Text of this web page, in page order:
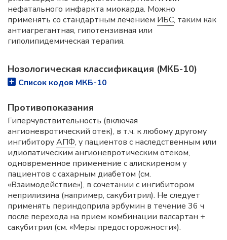
нефатального инфаркта миокарда. Можно
применять со стандартным лечением ИБС, таким как
антиагрегантная, гипотензивная или
гиполипидемическая терапия.
Нозологическая классификация (МКБ-10)
Список кодов МКБ-10
Противопоказания
Гиперчувствительность (включая
ангионевротический отек), в т.ч. к любому другому
ингибиторуАПФ, у пациентов с наследственным или
идиопатическим ангионевротическим отеком,
одновременное применение с алискиреном у
пациентов с сахарным диабетом (см.
«Взаимодействие»), в сочетании с ингибитором
неприлизина (например, сакубитрил). Не следует
применять периндоприла эрбумин в течение 36 ч
после перехода на прием комбинации валсартан +
сакубитрил (см. «Меры предосторожности»).